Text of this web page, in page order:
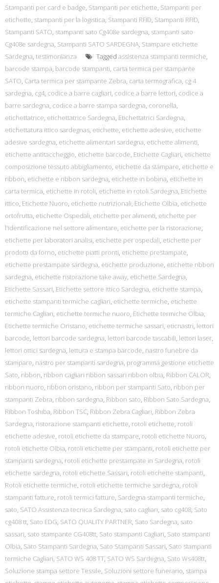
Stampanti per card e badge, Stampanti per etichette, Stampanti per
etichette, stampanti per la logistica, Stampanti RFID, Stampanti RFID,
Stampanti SATO, stampanti sato Cg408e sardegna, stampanti sato
Cg408e sardegna, Stampanti SATO SARDEGNA, Stampare etichette
Sardegna, testimonianza Tagged assistenza stampanti termiche,
barcode stampa, barcode stampanti, carta termica per stampante
SATO, Carta termica per stampante Zebra, carta termografica, cg 4
sardegna, cg4, codice a barre cagliari, codice a barre lettori, codice a
barre sardegna, codice a barre stampa sardegna, coronella,
etichettatrice, etichettatrice Sardegna, Etichettatrici Sardegna,
etichettatura ittico sardegnas, etichette, etichette adesive, etichette
adesive sardegna, etichette alimentari sardegna, etichette alimenti,
etichette antitaccheggio, etichette barcode, Etichette Cagliari, etichette
composizione tessuto abbigliamento, etichette da stampare, etichette e
ribbon, etichette e ribbon sardegna, etichette in bobina, etichette in
carta termica, etichette in rotoli, etichette in rotoli Sardegna, Etichette
ittico, Etichette Nuoro, etichette nutrizionali, Etichette Olbia, etichette
ortofrutta, etichette Ospedali, etichette per alimenti, etichette per
l'identificazione nel settore alimentare, etichette per la ristorazione,
etichette per laboratori analisi, etichette per ospedali, etichette per
prodotti da forno, etichette piatti pronti, etichette prestampate,
etichette prestampate sardegna, etichette produzione, etichette ribbon
sardegna, etichette ristorazione take away, etichette Sardegna,
Etichette Sassari, Etichette settore ittico Sardegna, etichette stampa,
etichette stampanti termiche cagliari, etichette termiche, etichette
termiche Cagliari, etichette termiche nuoro, Etichette termiche Olbia,
Etichette termiche Oristano, etichette termiche sassari, eticnastri, lettori
barcode, lettori barcode sardegna, lettori barcode tascabili, lettori laser,
lettori ottici sardegna, lettura e stampa barcode, nastro funebre da
stampare, nastro per stampanti sardegna, programma gestione etichette
Sato, ribbon, ribbon cagliari ribbon sassari ribbon olbia, Ribbon CALOR,
ribbon nuoro, ribbon oristano, ribbon per stampanti Sato, ribbon per
stampanti Zebra, ribbon sardegna, Ribbon sato, Ribbon Sato Sardegna,
Ribbon Toshiba, Ribbon TSC, Ribbon Zebra Cagliari, Ribbon Zebra
Sardegna, ristorazione stampanti etichette, rotoli etichette, rotoli
etichette adesive, rotoli etichette da stampare, rotoli etichette Nuoro,
rotoli etichette Olbia, rotoli etichette per stampanti, rotoli etichette per
stampanti sardegna, rotoli etichette prestampate in Sardegna, rotoli
etichette sardegna, rotoli etichette Sassari, rotoli etichette stampanti,
Rotoli etichette termiche, rotoli etichette termiche sardegna, rotoli
stampanti fatture, rotoli termici fatture, Sardegna stampanti termiche,
sato, SATO Assistenza tecnica Sardegna, sato cagliari, sato cg408, Sato
cg408 tt, Sato EDG, SATO QUALITY PARTNER, Sato Sardegna, sato
sassari, sato stampante CG408tt, Sato stampanti Cagliari, Sato stampanti
Olbia, Sato Stampanti Sardegna, Sato Stampanti Sassari, Sato stampanti
termiche Cagliari, SATO WS 408 TT, SATO WS Sardegna, Sato Ws408tt,
Soluzione stampa settore Tessile, Soluzioni settore funerario, stampa